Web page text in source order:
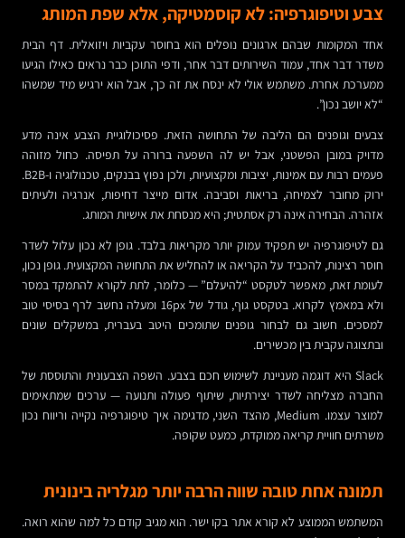
צבע וטיפוגרפיה: לא קוסמטיקה, אלא שפת המותג
אחד המקומות שבהם ארגונים נופלים הוא בחוסר עקביות ויזואלית. דף הבית
משדר דבר אחד, עמוד השירותים דבר אחר, ודפי התוכן כבר נראים כאילו הגיעו
ממערכת אחרת. משתמש אולי לא ינסח את זה כך, אבל הוא ירגיש מיד שמשהו
“לא יושב נכון”.
צבעים וגופנים הם הליבה של התחושה הזאת. פסיכולוגיית הצבע אינה מדע
מדויק במובן הפשטני, אבל יש לה השפעה ברורה על תפיסה. כחול מזוהה
פעמים רבות עם אמינות, יציבות ומקצועיות, ולכן נפוץ בבנקים, טכנולוגיה ו-B2B.
ירוק מחובר לצמיחה, בריאות וסביבה. אדום מייצר דחיפות, אנרגיה ולעיתים
אזהרה. הבחירה אינה רק אסתטית; היא מנסחת את אישיות המותג.
גם לטיפוגרפיה יש תפקיד עמוק יותר מקריאות בלבד. גופן לא נכון עלול לשדר
חוסר רצינות, להכביד על הקריאה או להחליש את התחושה המקצועית. גופן נכון,
לעומת זאת, מאפשר לטקסט “להיעלם” — כלומר, לתת לקורא להתמקד במסר
ולא במאמץ לקרוא. בטקסט גוף, גודל של 16px ומעלה נחשב לרף בסיסי טוב
למסכים. חשוב גם לבחור גופנים שתומכים היטב בעברית, במשקלים שונים
ובתצוגה עקבית בין מכשירים.
Slack היא דוגמה מעניינת לשימוש חכם בצבע. השפה הצבעונית והתוססת של
החברה מצליחה לשדר יצירתיות, שיתוף פעולה ותנועה — ערכים שמתאימים
למוצר עצמו. Medium, מהצד השני, מדגימה איך טיפוגרפיה נקייה וריווח נכון
משרתים חוויית קריאה ממוקדת, כמעט שקופה.
תמונה אחת טובה שווה הרבה יותר מגלריה בינונית
המשתמש הממוצע לא קורא אתר בקו ישר. הוא מגיב קודם כל למה שהוא רואה.